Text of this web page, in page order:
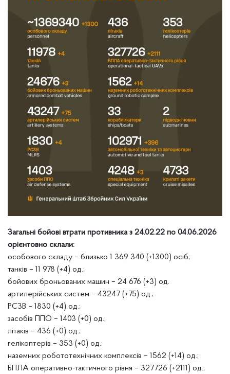
Загальні бойові втрати противника з 24.02.22 по 04.06.2026
орієнтовно склали:
особового складу – близько 1 369 340 (+1300) осіб;
танків – 11 978 (+4) од.;
бойових броньованих машин – 24 676 (+3) од.
артилерійських систем – 43247 (+75) од.;
РСЗВ – 1830 (+4) од.;
засобів ППО – 1403 (+0) од.;
літаків – 436 (+0) од.;
гелікоптерів – 353 (+0) од.;
наземних робототехнічних комплексів – 1562 (+14) од.;
БПЛА оперативно-тактичного рівня – 327726 (+2111) од.;